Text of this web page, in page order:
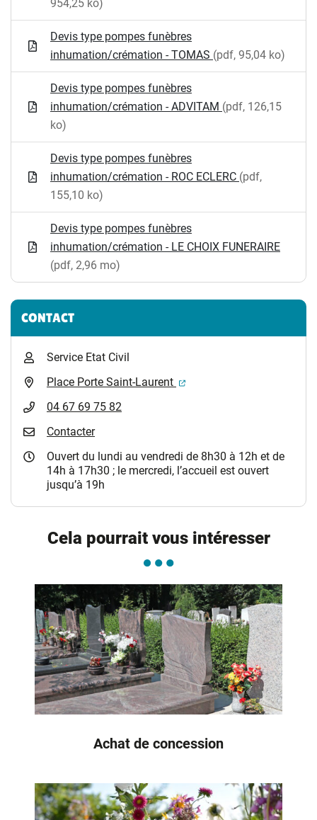
954,25 ko)
Devis type pompes funèbres
inhumation/crémation - TOMAS (pdf, 95,04 ko)
Devis type pompes funèbres
inhumation/crémation - ADVITAM (pdf, 126,15
ko)
Devis type pompes funèbres
inhumation/crémation - ROC ECLERC (pdf,
155,10 ko)
Devis type pompes funèbres
inhumation/crémation - LE CHOIX FUNERAIRE
(pdf, 2,96 mo)
CONTACT
Service Etat Civil
Place Porte Saint-Laurent
(ouverture dans un
04 67 69 75 82
Contacter
Ouvert du lundi au vendredi de 8h30 à 12h et de
14h à 17h30 ; le mercredi, l’accueil est ouvert
jusqu’à 19h
Cela pourrait vous intéresser
Achat de concession